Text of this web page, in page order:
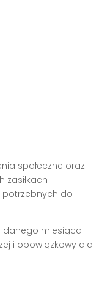
społeczne oraz
i
potrzebnych do
danego miesiąca
i obowiązkowy dla